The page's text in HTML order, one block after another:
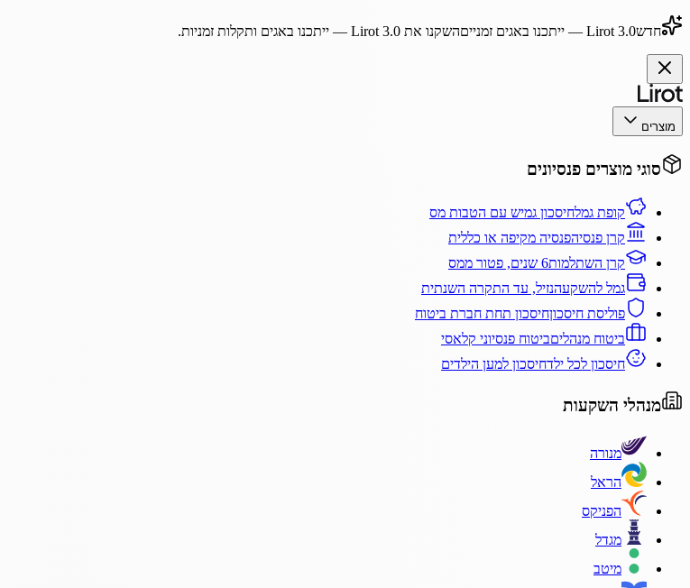
חדשLirot 3.0 — ייתכנו באגים זמנייםהשקנו את Lirot 3.0 — ייתכנו באגים ותקלות זמניות.
מוצרים
סוגי מוצרים פנסיונים
קופת גמלחיסכון גמיש עם הטבות מס
קרן פנסיהפנסיה מקיפה או כללית
קרן השתלמות6 שנים, פטור ממס
גמל להשקעהנזיל, עד התקרה השנתית
פוליסת חיסכוןחיסכון תחת חברת ביטוח
ביטוח מנהליםביטוח פנסיוני קלאסי
חיסכון לכל ילדחיסכון למען הילדים
מנהלי השקעות
מנורה
הראל
הפניקס
מגדל
מיטב